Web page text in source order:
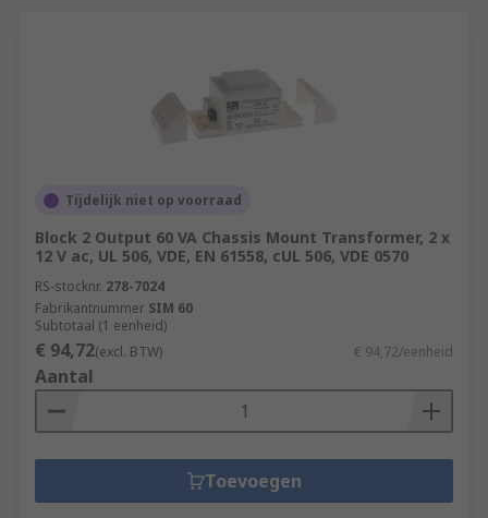
Tijdelijk niet op voorraad
Block 2 Output 60 VA Chassis Mount Transformer, 2 x
12 V ac, UL 506, VDE, EN 61558, cUL 506, VDE 0570
RS-stocknr. 278-7024
Fabrikantnummer SIM 60
Subtotaal (1 eenheid)
€ 94,72(excl. BTW) € 94,72/eenheid
Aantal
Toevoegen